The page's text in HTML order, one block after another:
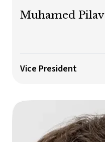
Muhamed Pilav
Vice President